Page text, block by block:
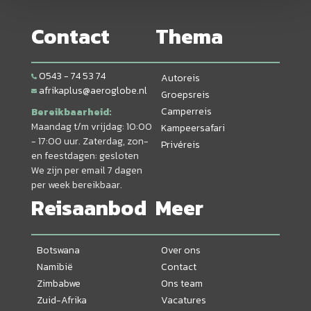
Contact
0543 - 74 53 74
afrikaplus@aeroglobe.nl
Bereikbaarheid:
Maandag t/m vrijdag: 10:00
- 17:00 uur. Zaterdag, zon-
en feestdagen: gesloten
We zijn per email 7 dagen
per week bereikbaar.
Thema
Autoreis
Groepsreis
Camperreis
Kampeersafari
Privéreis
Reisaanbod
Botswana
Namibië
Zimbabwe
Zuid-Afrika
Meer
Over ons
Contact
Ons team
Vacatures